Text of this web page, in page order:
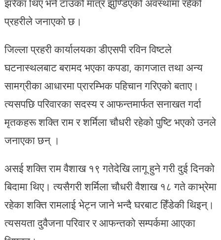
प्रहरीले जनाएको छ।
जिल्ला प्रहरी कार्यालयका डीएसपी रविन विष्टले
घटनास्थलबाट बरामद भएका कपडा, कागजात तथा अन्य
सामग्रीका आधारमा प्रारम्भिक पहिचान गरिएको बताए।
त्यसपछि परिवारका सदस्य र आफन्तमार्फत सनाखत गर्दा
मृतकहरू शक्ति राम र शर्मिला चौधरी रहेको पुष्टि भएको उनले
जनाएका छन् ।
असई शक्ति राम वैशाख १९ गतेदेखि लागू हुने गरी दुई दिनको
बिदामा थिए। त्यसैगरी शर्मिला चौधरी वैशाख १८ गते काभ्रेमा
रहेका शक्ति रामलाई भेट्न जाने भन्दै घरबाट हिँडेकी थिइन्।
त्यसयता दुवैजना परिवार र आफन्तको सम्पर्कमा आएका